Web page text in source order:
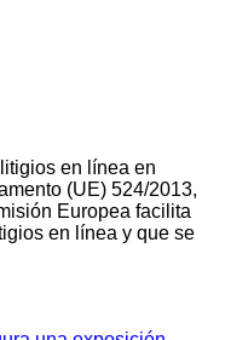
en línea en
(UE) 524/2013,
Europea facilita
en línea y que se